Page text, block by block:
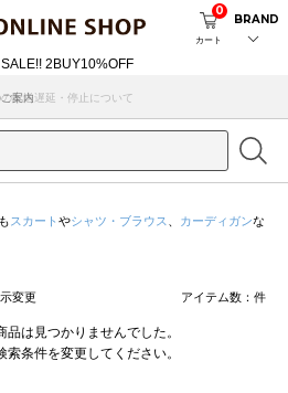
カート
0
BRAND
配送遅延・停止について
案内
スカート やシャツ・ブラウス カーディガンな
変更 アイテム数： 件
品は見つかりませんでした。
索条件を変更してください。